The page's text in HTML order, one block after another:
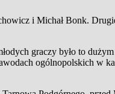
i Michał Bonk.
graczy było to
ogólnopolskich w